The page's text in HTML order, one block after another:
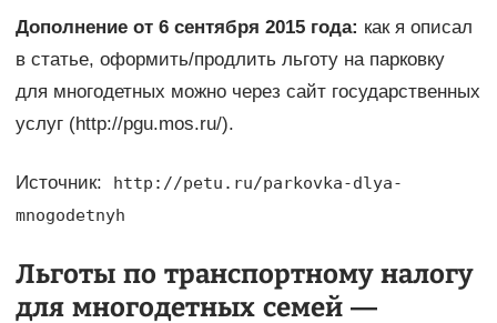
Дополнение от 6 сентября 2015 года: как я описал
в статье, оформить/продлить льготу на парковку
для многодетных можно через сайт государственных
услуг (http://pgu.mos.ru/).
Источник:
http://petu.ru/parkovka-dlya-
mnogodetnyh
Льготы по транспортному налогу
для многодетных семей —